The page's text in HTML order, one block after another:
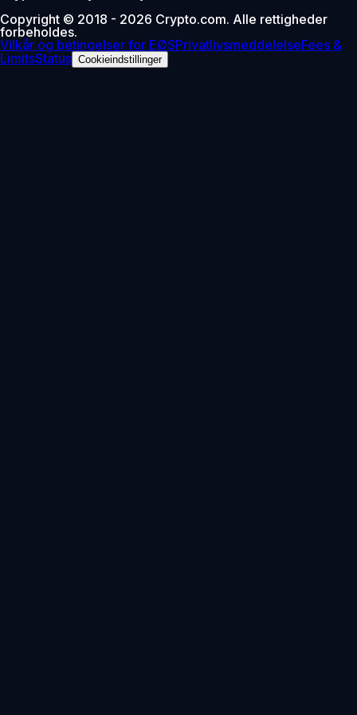
Copyright © 2018 - 2026 Crypto.com. Alle rettigheder
forbeholdes.
Vilkår og betingelser for EØSPrivatlivsmeddelelseFees &
LimitsStatus Cookieindstillinger